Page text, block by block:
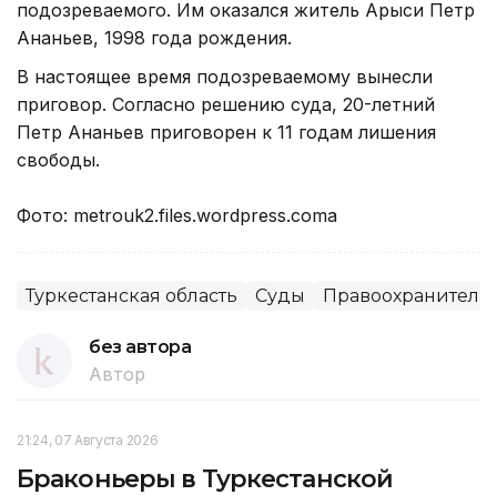
подозреваемого. Им оказался житель Арыси Петр
Ананьев, 1998 года рождения.
В настоящее время подозреваемому вынесли
приговор. Согласно решению суда, 20-летний
Петр Ананьев приговорен к 11 годам лишения
свободы.
Фото: metrouk2.files.wordpress.comа
Туркестанская область Суды
без автора
Автор
21:24, 07 Августа 2026
Браконьеры в Туркестанской